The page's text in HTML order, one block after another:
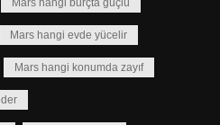
Mars hangi burçta güçlü
Mars hangi evde yücelir
Mars hangi konumda zayıf